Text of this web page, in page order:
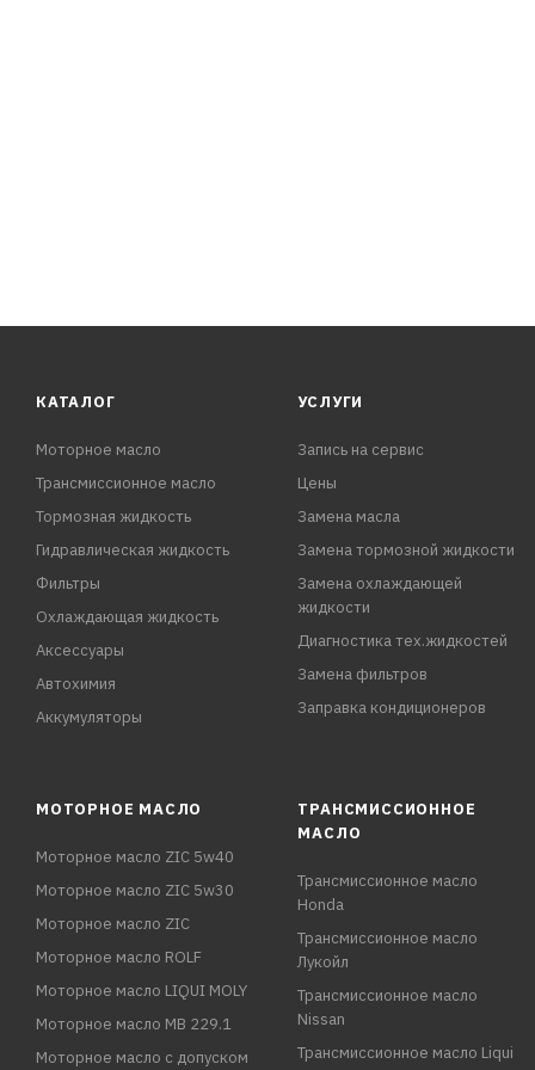
КАТАЛОГ
Моторное масло
Трансмиссионное масло
Тормозная жидкость
Гидравлическая жидкость
Фильтры
Охлаждающая жидкость
Аксессуары
Автохимия
Аккумуляторы
УСЛУГИ
Запись на сервис
Цены
Замена масла
Замена тормозной жидкости
Замена охлаждающей
жидкости
Диагностика тех.жидкостей
Замена фильтров
Заправка кондиционеров
МОТОРНОЕ МАСЛО
Моторное масло ZIC 5w40
Моторное масло ZIC 5w30
Моторное масло ZIC
Моторное масло ROLF
Моторное масло LIQUI MOLY
Моторное масло MB 229.1
Моторное масло с допуском
ТРАНСМИССИОННОЕ
МАСЛО
Трансмиссионное масло
Honda
Трансмиссионное масло
Лукойл
Трансмиссионное масло
Nissan
Трансмиссионное масло Liqui